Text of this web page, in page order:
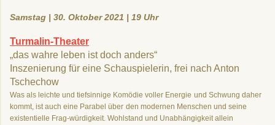
Samstag | 30. Oktober 2021 | 19 Uhr
Turmalin-Theater
„das wahre leben ist doch anders“
Inszenierung für eine Schauspielerin, frei nach Anton
Tschechow
Was als leichte und tiefsinnige Komödie voller Energie und Schwung daher
kommt, ist auch eine Parabel über den modernen Menschen und seine
existentielle Frag-würdigkeit. Wohlstand und Unabhängigkeit allein